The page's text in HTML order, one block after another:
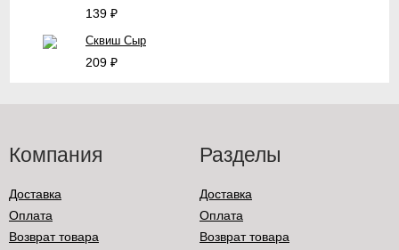
139 ₽
Сквиш Сыр
209 ₽
Компания
Доставка
Оплата
Возврат товара
Разделы
Доставка
Оплата
Возврат товара